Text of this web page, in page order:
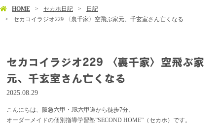
HOME セカホ日記
日記
セカコイラジオ229 〈裏千家〉空飛ぶ家元、千玄室さん亡くなる
セカコイラジオ229 〈裏千家〉空飛ぶ家
元、千玄室さん亡くなる
2025.08.29
こんにちは、阪急六甲・JR六甲道から徒歩7分、
オーダーメイドの個別指導学習塾”SECOND HOME”（セカホ）です。